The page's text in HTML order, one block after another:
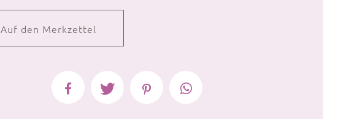
Auf den Merkzettel